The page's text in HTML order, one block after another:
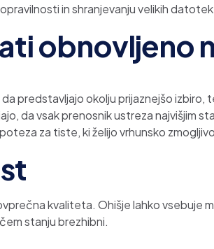
in shranjevanju velikih
obnovljeno
predstavljajo okolju prijaznejšo
da vsak prenosnik ustreza najvišjim
za tiste, ki želijo vrhunsko
kvaliteta. Ohišje lahko vsebuje
stanju brezhibni.